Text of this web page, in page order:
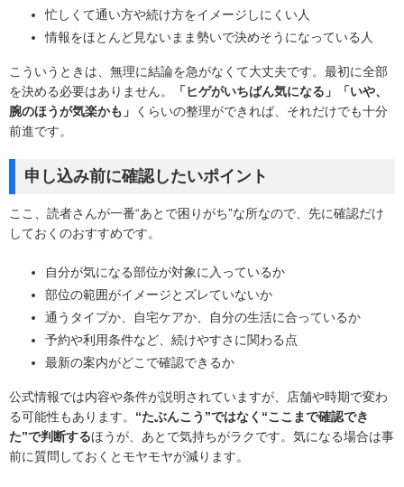
忙しくて通い方や続け方をイメージしにくい人
情報をほとんど見ないまま勢いで決めそうになっている人
こういうときは、無理に結論を急がなくて大丈夫です。最初に全部
を決める必要はありません。
「ヒゲがいちばん気になる」「いや、
腕のほうが気楽かも」
くらいの整理ができれば、それだけでも十分
前進です。
申し込み前に確認したいポイント
ここ、読者さんが一番“あとで困りがち”な所なので、先に確認だけ
しておくのおすすめです。
自分が気になる部位が対象に入っているか
部位の範囲がイメージとズレていないか
通うタイプか、自宅ケアか、自分の生活に合っているか
予約や利用条件など、続けやすさに関わる点
最新の案内がどこで確認できるか
公式情報では内容や条件が説明されていますが、店舗や時期で変わ
る可能性もあります。 “たぶんこう”ではなく“ここまで確認でき
た”で判断するほうが、あとで気持ちがラクです。気になる場合は事
前に質問しておくとモヤモヤが減ります。